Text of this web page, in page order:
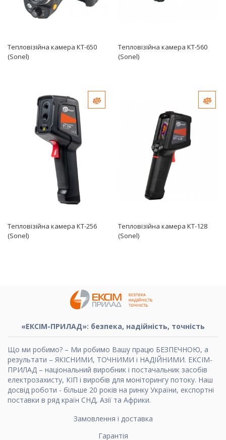
Тепловізійна камера КТ-650
(Sonel)
Тепловізійна камера КТ-560
(Sonel)
Тепловізійна камера КТ-256
(Sonel)
Додати до порівняння
Тепловізійна камера КТ-128
(Sonel)
«ЕКСІМ-ПРИЛАД»: безпека, надійність, точність
Що ми робимо? – Ми робимо Вашу працю БЕЗПЕЧНОЮ, а
результати – ЯКІСНИМИ, ТОЧНИМИ і НАДІЙНИМИ. ЕКСІМ-
ПРИЛАД – національний виробник і постачальник засобів
електрозахисту, КІП і виробів для моніторингу потоку. Наш
досвід роботи - більше 20 років на ринку України, експортні
поставки в ряд країн СНД, Азії та Африки.
Замовлення і доставка
Гарантія